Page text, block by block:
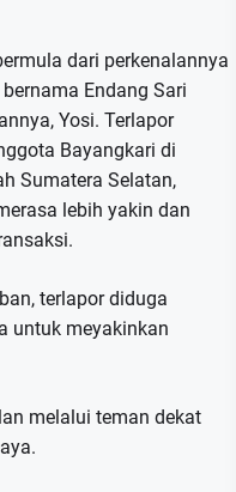
dari perkenalannya
Endang Sari
Yosi. Terlapor
Bayangkari di
Sumatera Selatan,
lebih yakin dan
terlapor diduga
untuk meyakinkan
melalui teman dekat